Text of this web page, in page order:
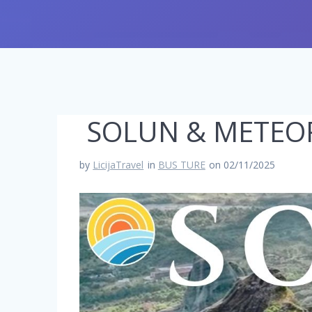
SOLUN &
by LicijaTravel in BUS TURE on 02/11/2025